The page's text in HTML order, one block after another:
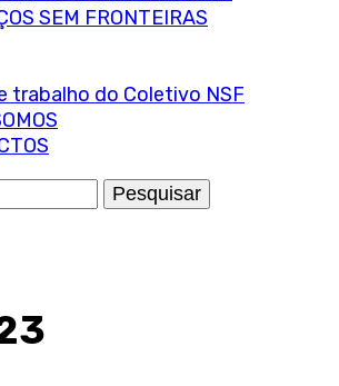
SEM FRONTEIRAS
trabalho do Coletivo NSF